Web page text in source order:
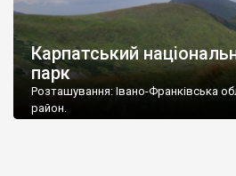
Карпатський
парк
Розташування: Івано-Франківська
район.